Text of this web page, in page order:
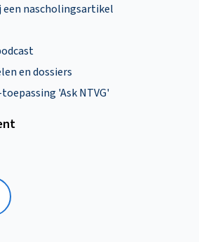
een nascholingsartikel
en dossiers
'Ask NTVG'